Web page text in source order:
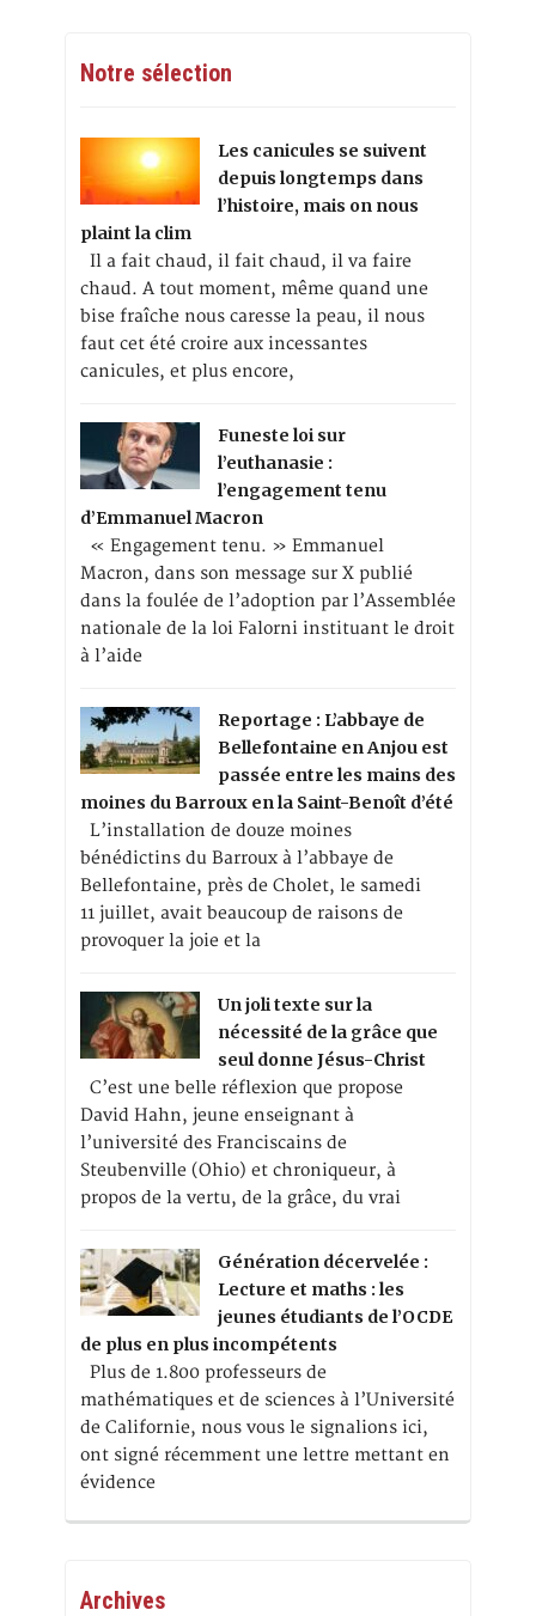
Notre sélection
Les canicules se suivent
depuis longtemps dans
l’histoire, mais on nous
plaint la clim
Il a fait chaud, il fait chaud, il va faire
chaud. A tout moment, même quand une
bise fraîche nous caresse la peau, il nous
faut cet été croire aux incessantes
canicules, et plus encore,
Funeste loi sur
l’euthanasie :
l’engagement tenu
d’Emmanuel Macron
« Engagement tenu. » Emmanuel
Macron, dans son message sur X publié
dans la foulée de l’adoption par l’Assemblée
nationale de la loi Falorni instituant le droit
à l’aide
Reportage : L’abbaye de
Bellefontaine en Anjou est
passée entre les mains des
moines du Barroux en la Saint-Benoît d’été
L’installation de douze moines
bénédictins du Barroux à l’abbaye de
Bellefontaine, près de Cholet, le samedi
11 juillet, avait beaucoup de raisons de
provoquer la joie et la
Un joli texte sur la
nécessité de la grâce que
seul donne Jésus-Christ
C’est une belle réflexion que propose
David Hahn, jeune enseignant à
l’université des Franciscains de
Steubenville (Ohio) et chroniqueur, à
propos de la vertu, de la grâce, du vrai
Génération décervelée :
Lecture et maths : les
jeunes étudiants de l’OCDE
de plus en plus incompétents
Plus de 1.800 professeurs de
mathématiques et de sciences à l’Université
de Californie, nous vous le signalions ici,
ont signé récemment une lettre mettant en
évidence
Archives